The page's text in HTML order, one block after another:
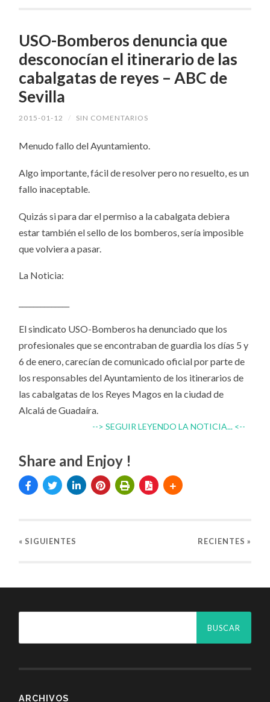
USO-Bomberos denuncia que
desconocían el itinerario de las
cabalgatas de reyes – ABC de
Sevilla
2015-01-12 / SIN COMENTARIOS
Menudo fallo del Ayuntamiento.
Algo importante, fácil de resolver pero no resuelto, es un
fallo inaceptable.
Quizás si para dar el permiso a la cabalgata debiera
estar también el sello de los bomberos, sería imposible
que volviera a pasar.
La Noticia:
El sindicato USO-Bomberos ha denunciado que los
profesionales que se encontraban de guardia los días 5 y
6 de enero, carecían de comunicado oficial por parte de
los responsables del Ayuntamiento de los itinerarios de
las cabalgatas de los Reyes Magos en la ciudad de
Alcalá de Guadaíra.
--> SEGUIR LEYENDO LA NOTICIA... <--
Share and Enjoy !
« SIGUIENTES RECIENTES »
ARCHIVOS